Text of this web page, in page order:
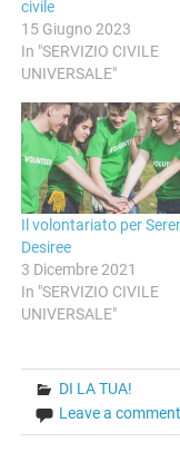
civile
15 Giugno 2023
In "SERVIZIO CIVILE
UNIVERSALE"
Il volontariato per
Desiree
3 Dicembre 2021
In "SERVIZIO CIVILE
UNIVERSALE"
DI LA TUA!
Leave a comment